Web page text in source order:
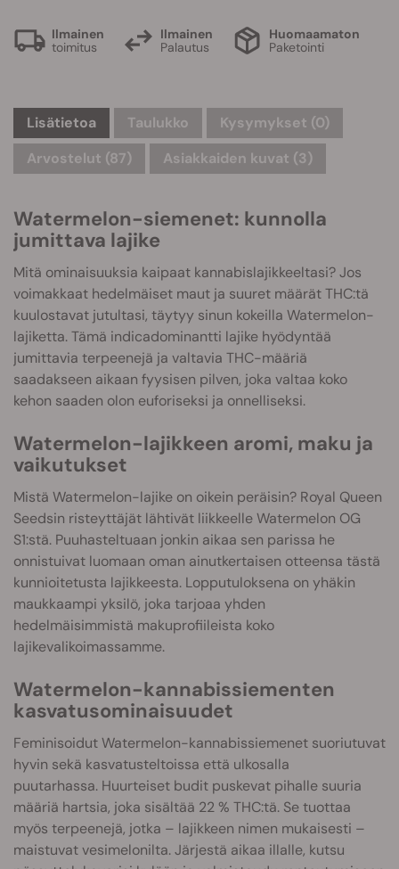
Ilmainen
toimitus
Ilmainen
Palautus
Huomaamaton
Paketointi
Lisätietoa Taulukko Kysymykset (0)
Arvostelut (87)
Asiakkaiden kuvat (3)
Watermelon-siemenet: kunnolla
jumittava lajike
Mitä ominaisuuksia kaipaat kannabislajikkeeltasi? Jos
voimakkaat hedelmäiset maut ja suuret määrät THC:tä
kuulostavat jutultasi, täytyy sinun kokeilla Watermelon-
lajiketta. Tämä indicadominantti lajike hyödyntää
jumittavia terpeenejä ja valtavia THC-määriä
saadakseen aikaan fyysisen pilven, joka valtaa koko
kehon saaden olon euforiseksi ja onnelliseksi.
Watermelon-lajikkeen aromi, maku ja
vaikutukset
Mistä Watermelon-lajike on oikein peräisin? Royal Queen
Seedsin risteyttäjät lähtivät liikkeelle Watermelon OG
S1:stä. Puuhasteltuaan jonkin aikaa sen parissa he
onnistuivat luomaan oman ainutkertaisen otteensa tästä
kunnioitetusta lajikkeesta. Lopputuloksena on yhäkin
maukkaampi yksilö, joka tarjoaa yhden
hedelmäisimmistä makuprofiileista koko
lajikevalikoimassamme.
Watermelon-kannabissiementen
kasvatusominaisuudet
Feminisoidut Watermelon-kannabissiemenet suoriutuvat
hyvin sekä kasvatusteltoissa että ulkosalla
puutarhassa. Huurteiset budit puskevat pihalle suuria
määriä hartsia, joka sisältää 22 % THC:tä. Se tuottaa
myös terpeenejä, jotka – lajikkeen nimen mukaisesti –
maistuvat vesimelonilta. Järjestä aikaa illalle, kutsu